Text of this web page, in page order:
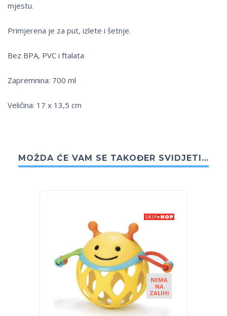
mjestu.
Primjerena je za put, izlete i šetnje.
Bez BPA, PVC i ftalata
Zapremnina: 700 ml
Veličina: 17 x 13,5 cm
MOŽDA ĆE VAM SE TAKOĐER SVIDJETI…
NEMA
NA
ZALIHI